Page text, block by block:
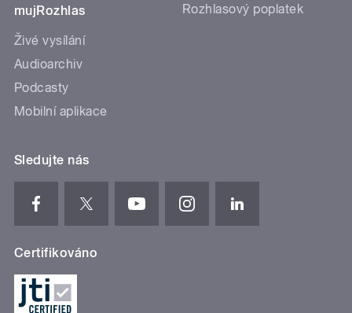
mujRozhlas
Živé vysílání
Audioarchiv
Podcasty
Mobilní aplikace
Rozhlasový poplatek
Sledujte nás
Certifikováno